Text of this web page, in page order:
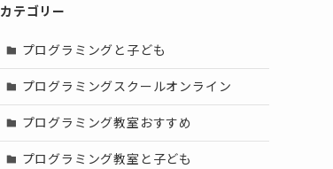
カテゴリー
プログラミングと子ども
プログラミングスクールオンライン
プログラミング教室おすすめ
プログラミング教室と子ども